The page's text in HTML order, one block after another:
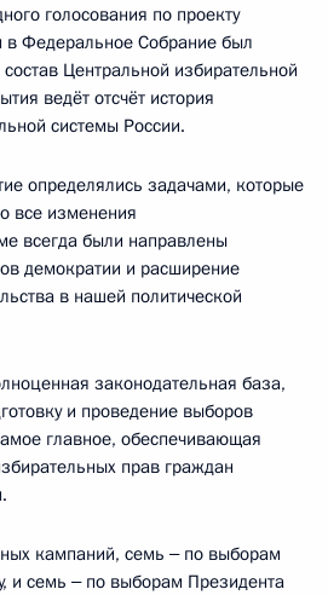
голосования по проекту
в Федеральное Собрание был
Центральной избирательной
ведёт отсчёт история
системы России.
определялись задачами, которые
все изменения
всегда были направлены
демократии и расширение
в нашей политической
законодательная база,
и проведение выборов
главное, обеспечивающая
прав граждан
кампаний, семь ‒ по выборам
и семь ‒ по выборам Президента